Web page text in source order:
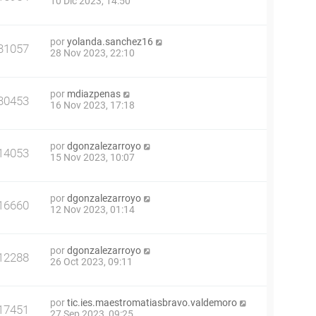
poryolanda.sanchez16
28 Nov 2023, 22:10
por mdiazpenas
16 Nov 2023, 17:18
pordgonzalezarroyo
15 Nov 2023, 10:07
pordgonzalezarroyo
12 Nov 2023, 01:14
pordgonzalezarroyo
26 Oct 2023, 09:11
portic.ies.maestromatiasbravo.valdemoro